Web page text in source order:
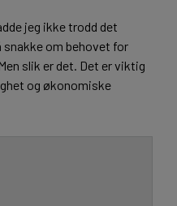
jeg ikke trodd det
om behovet for
slik er det. Det er viktig
og økonomiske